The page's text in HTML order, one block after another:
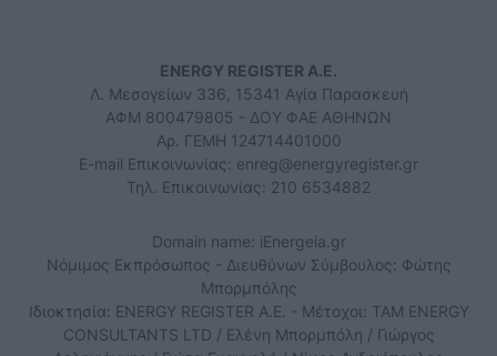
ENERGY REGISTER Α.Ε.
Λ. Μεσογείων 336, 15341 Αγία Παρασκευή
ΑΦΜ 800479805 - ΔΟΥ ΦΑΕ ΑΘΗΝΩΝ
Αρ. ΓΕΜΗ 124714401000
E-mail Επικοινωνίας: enreg@energyregister.gr
Τηλ. Επικοινωνίας: 210 6534882
Domain name: iEnergeia.gr
Νόμιμος Εκπρόσωπος - Διευθύνων Σύμβουλος: Φώτης
Μπορμπόλης
Ιδιοκτησία: ENERGY REGISTER Α.Ε. - Μέτοχοι: TAM ENERGY
CONSULTANTS LTD / Ελένη Μπορμπόλη / Γιώργος